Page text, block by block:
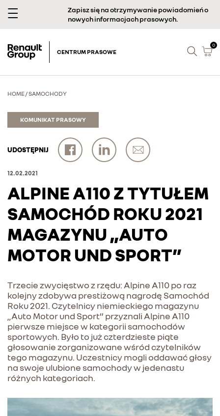
Zapisz się na otrzymywanie powiadomień o
nowych informacjach prasowych.
CENTRUM PRASOWE
0
HOME/SAMOCHODY
KOMUNIKAT PRASOWY
UDOSTĘPNIJ
12.02.2021
ALPINE A110 Z TYTUŁEM
SAMOCHÓD ROKU 2021
MAGAZYNU „AUTO
MOTOR UND SPORT”
Trzecie zwycięstwo z rzędu: Alpine A110 po raz
kolejny zdobywa prestiżową nagrodę Samochód
Roku 2021. Czytelnicy niemieckiego magazynu
„Auto Motor und Sport” przyznali Alpine A110
pierwsze miejsce w kategorii samochodów
sportowych. Było to już czterdzieste piąte
głosowanie zorganizowane wśród czytelników
tego magazynu. Uczestnicy mogli oddawać głosy
na swoje ulubione samochody w jedenastu
różnych kategoriach.